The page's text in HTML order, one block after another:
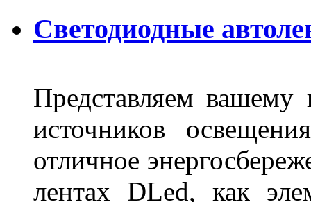
Светодиодные
Представляем
источников
отличное
лентах DLed, как